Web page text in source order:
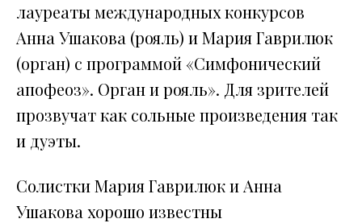
лауреаты международных конкурсов
Анна Ушакова (рояль) и Мария Гаврилюк
(орган) с программой «Симфонический
апофеоз». Орган и рояль». Для зрителей
прозвучат как сольные произведения так
и дуэты.
Солистки Мария Гаврилюк и Анна
Ушакова хорошо известны